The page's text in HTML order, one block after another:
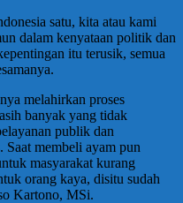
satu, kita atau kami
dalam kenyataan politik dan
itu terusik, semua
melahirkan proses
banyak yang tidak
publik dan
Saat membeli ayam pun
masyarakat kurang
orang kaya, disitu sudah
Kartono, MSi.